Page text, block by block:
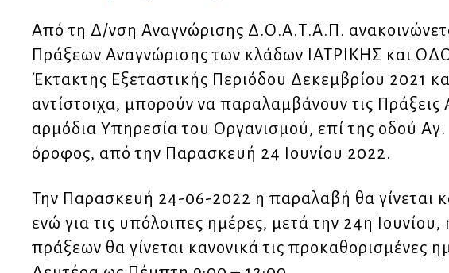
Από τη Δ/νση Αναγνώρισης Δ.Ο.Α.Τ.Α.Π.
Πράξεων Αναγνώρισης των κλάδων ΙΑΤΡΙΚΗΣ και
Έκτακτης Εξεταστικής Περιόδου Δεκεμβρίου 2021
αντίστοιχα, μπορούν να παραλαμβάνουν τις
αρμόδια Υπηρεσία του Οργανισμού, επί της οδού
όροφος, από την Παρασκευή 24 Ιουνίου 2022.
Την Παρασκευή 24-06-2022 η παραλαβή θα γίνεται
ενώ για τις υπόλοιπες ημέρες, μετά την 24η
πράξεων θα γίνεται κανονικά τις προκαθορισμένες